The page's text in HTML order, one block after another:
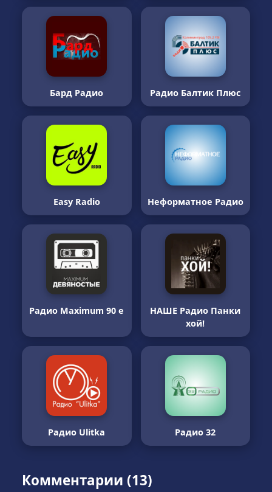
Бард Радио Радио Балтик Плюс
Easy Radio Неформатное Радио
Радио Maximum 90 е
НАШЕ Радио Панки
хой!
Радио Ulitka Радио 32
Комментарии (13)